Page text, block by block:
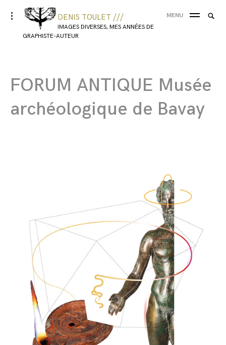
DENIS TOULET ///
IMAGES DIVERSES, MES ANNÉES DE
GRAPHISTE-AUTEUR
MENU
FORUM ANTIQUE Musée
archéologique de Bavay